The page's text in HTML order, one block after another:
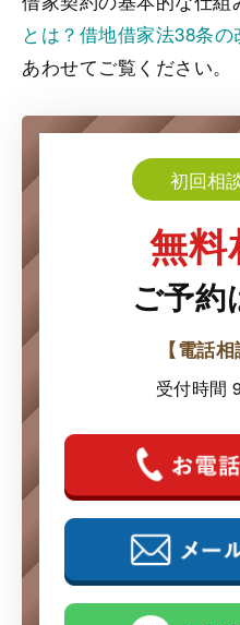
とは？借地借家法38条
あわせてご覧ください。
初回相
無料
ご予約
【電話
受付時間